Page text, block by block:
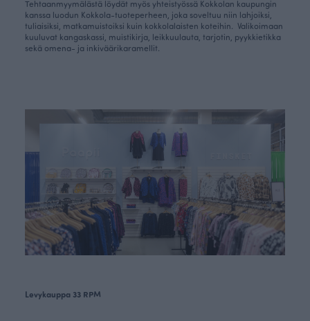
Tehtaanmyymälästä löydät myös yhteistyössä Kokkolan kaupungin
kanssa luodun Kokkola-tuoteperheen , joka soveltuu niin lahjoiksi,
tuliaisiksi, matkamuistoiksi kuin kokkolalaisten koteihin. Valikoimaan
kuuluvat kangaskassi, muistikirja, leikkuulauta, tarjotin, pyykkietikka
sekä omena- ja inkiväärikaramellit.
Levykauppa 33 RPM